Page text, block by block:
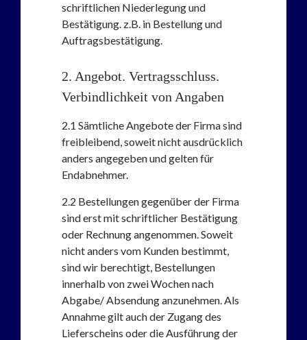
schriftlichen Niederlegung und
Bestätigung. z.B. in Bestellung und
Auftragsbestätigung.
2. Angebot. Vertragsschluss.
Verbindlichkeit von Angaben
2.1 Sämtliche Angebote der Firma sind
freibleibend, soweit nicht ausdrücklich
anders angegeben und gelten für
Endabnehmer.
2.2 Bestellungen gegenüber der Firma
sind erst mit schriftlicher Bestätigung
oder Rechnung angenommen. Soweit
nicht anders vom Kunden bestimmt,
sind wir berechtigt, Bestellungen
innerhalb von zwei Wochen nach
Abgabe/ Absendung anzunehmen. Als
Annahme gilt auch der Zugang des
Lieferscheins oder die Ausführung der